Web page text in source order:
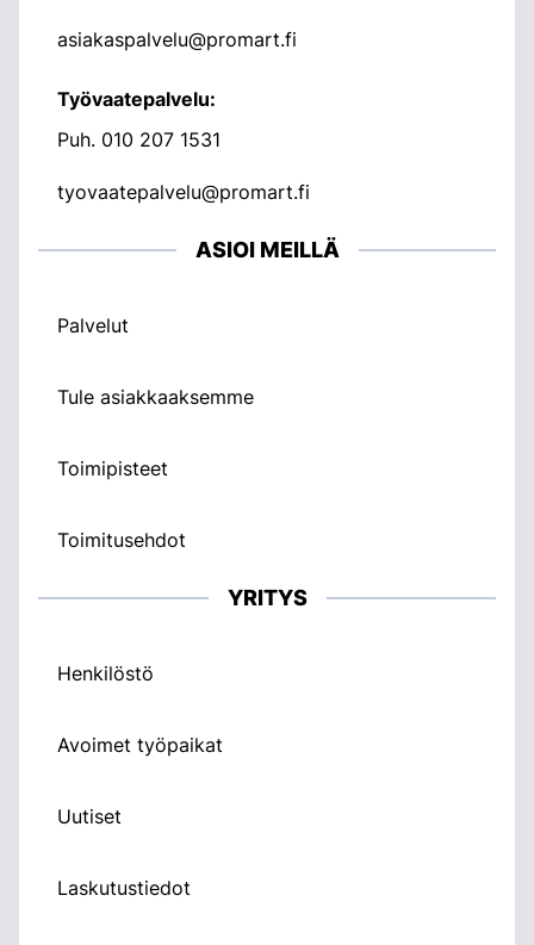
asiakaspalvelu@promart.fi
Työvaatepalvelu:
Puh. 010 207 1531
tyovaatepalvelu@promart.fi
ASIOI MEILLÄ
Palvelut
Tule asiakkaaksemme
Toimipisteet
Toimitusehdot
YRITYS
Henkilöstö
Avoimet työpaikat
Uutiset
Laskutustiedot